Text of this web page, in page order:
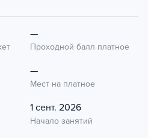
—
Проходной балл платное
—
Мест на платное
1 сент. 2026
Начало занятий